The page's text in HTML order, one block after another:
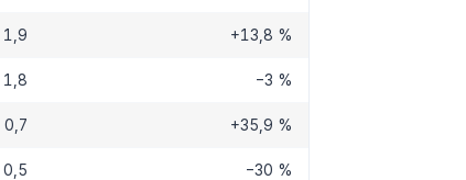
1,9 +13,8 %
1,8 −3 %
0,7 +35,9 %
0,5 −30 %